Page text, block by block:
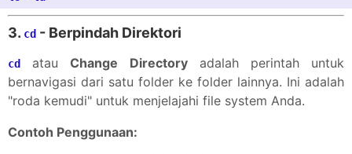
3. cd - Berpindah Direktori
cd atauChange Directoryadalah perintah untuk
bernavigasi dari satu folder ke folder lainnya. Ini adalah
"roda kemudi" untuk menjelajahi file system Anda.
Contoh Penggunaan: